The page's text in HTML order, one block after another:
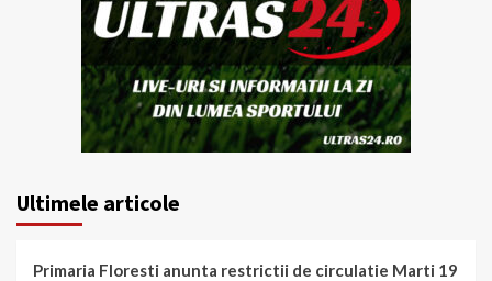
Ultimele articole
Primaria Floresti anunta restrictii de circulatie Marti 19